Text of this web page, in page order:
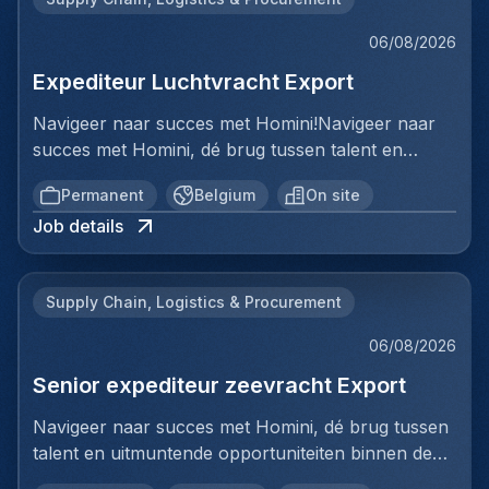
06/08/2026
Expediteur Luchtvracht Export
Navigeer naar succes met Homini!Navigeer naar
succes met Homini, dé brug tussen talent en
uitmuntende opportuniteiten binnen de
arbeidsmarkt. Als voorloper in wervingsdiensten,
matchen we toptalent met topbedrijven in diverse
sectoren. Met onze expertise en toewijding streven
plaatsingen. Bij Homini staat elk individu centraal;
ons team Logistiek & Distributie zoeken we een
Expediteur Luchtvracht Export voor een
een geboren organisator met een passie voor
internationale logistiek? Werk je graag in een
Permanent Belgium On site
Job details
Supply Chain, Logistics & Procurement
06/08/2026
Senior expediteur zeevracht Export
Navigeer naar succes met Homini, dé brug tussen
talent en uitmuntende opportuniteiten binnen de
arbeidsmarkt. Als voorloper in wervingsdiensten,